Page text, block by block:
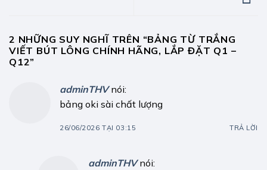
2 NHỮNG SUY NGHĨ TRÊN “BẢNG TỪ TRẮNG
VIẾT BÚT LÔNG CHÍNH HÃNG, LẮP ĐẶT Q1 –
Q12”
adminTHV nói:
bảng oki sài chất lượng
26/06/2026 TẠI 03:15 TRẢ LỜI
adminTHV nói: